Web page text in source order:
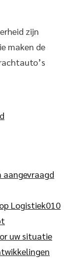
zijn
maken de
aangevraagd
Logistiek010
uw situatie